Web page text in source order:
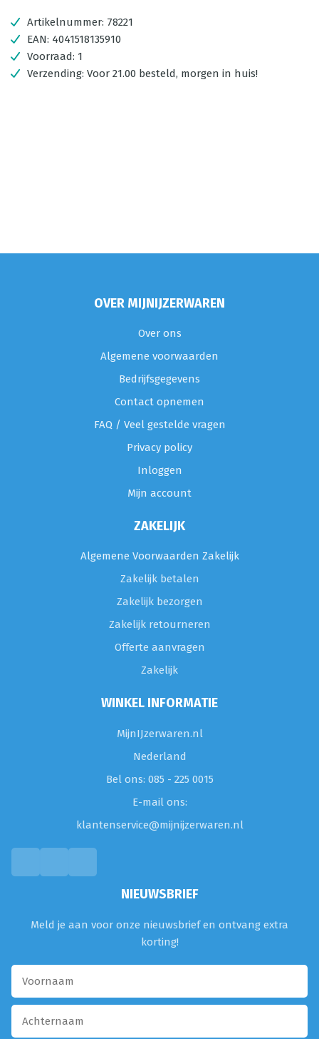
Artikelnummer: 78221
EAN: 4041518135910
Voorraad: 1
Verzending: Voor 21.00 besteld, morgen in huis!
OVER MIJNIJZERWAREN
Over ons
Algemene voorwaarden
Bedrijfsgegevens
Contact opnemen
FAQ / Veel gestelde vragen
Privacy policy
Inloggen
Mijn account
ZAKELIJK
Algemene Voorwaarden Zakelijk
Zakelijk betalen
Zakelijk bezorgen
Zakelijk retourneren
Offerte aanvragen
Zakelijk
WINKEL INFORMATIE
MijnIJzerwaren.nl
Nederland
Bel ons: 085 - 225 0015
E-mail ons:
klantenservice@mijnijzerwaren.nl
NIEUWSBRIEF
Meld je aan voor onze nieuwsbrief en ontvang extra
korting!